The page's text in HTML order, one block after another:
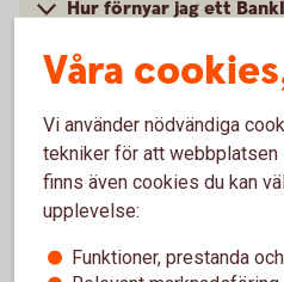
Hur förnyar jag ett
Hur byter jag lösenord
på kort?
Jag har glömt mitt
Våra
Vi använder nödvändiga
tekniker för att webbplatsen
finns även cookies du kan
upplevelse:
Funktioner, prestanda